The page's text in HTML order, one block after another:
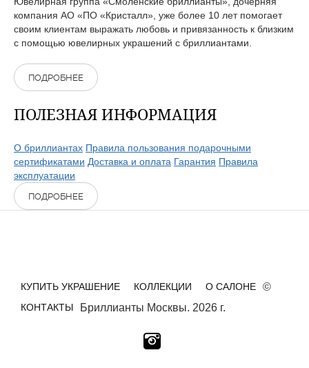
компания АО «ПО «Кристалл», уже более 10 лет помогает
своим клиентам выражать любовь и привязанность к близким
с помощью ювелирных украшений с бриллиантами.
ПОДРОБНЕЕ
ПОЛЕЗНАЯ ИНФОРМАЦИЯ
О бриллиантах Правила пользования подарочными
сертификатами Доставка и оплата Гарантия Правила
эксплуатации
ПОДРОБНЕЕ
КУПИТЬ УКРАШЕНИЕ КОЛЛЕКЦИИ
О САЛОНЕ
КОНТАКТЫ
©
Бриллианты Москвы. 2026 г.